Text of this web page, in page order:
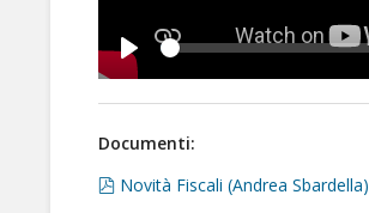
Play
Seek
Documenti:
pdf
Novità Fiscali (Andrea Sbardella)